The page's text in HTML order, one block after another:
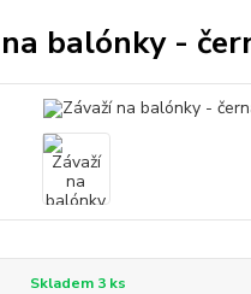
balónky -
Skladem 3 ks